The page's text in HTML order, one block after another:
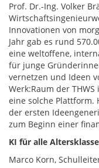
Prof. Dr.-Ing. Volker
Innovationen von
Jahr gab es rund
eine weltoffene,
für junge
vernetzen und Ideen
Werk:Raum der
eine solche Plattform.
der ersten
zum Beginn einer
KI für alle
Marco Korn,